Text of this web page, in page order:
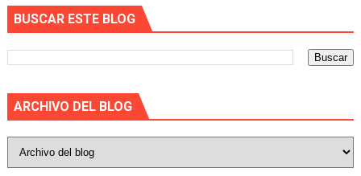
BUSCAR ESTE BLOG
ARCHIVO DEL BLOG